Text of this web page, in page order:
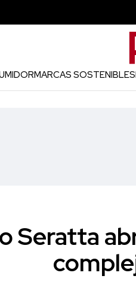
MARCAS SOSTENIBLES
Seratta